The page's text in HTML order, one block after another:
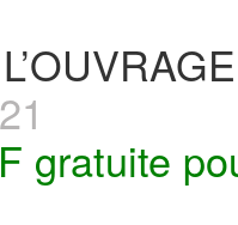
gratuite